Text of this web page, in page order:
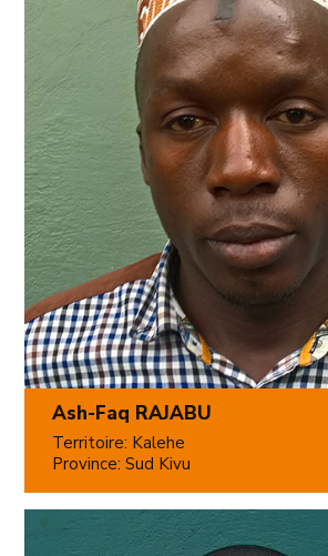
Ash-Faq RAJABU
Territoire: Kalehe
Province: Sud Kivu